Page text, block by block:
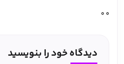
0
0
دیدگاه خود را بنویسید